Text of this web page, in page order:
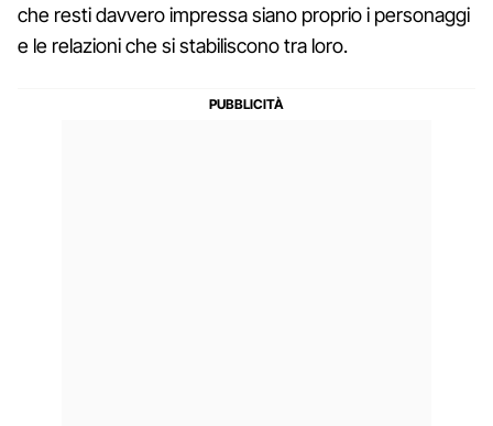
che resti davvero impressa siano proprio i personaggi
e le relazioni che si stabiliscono tra loro.